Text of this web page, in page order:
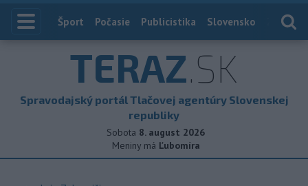
Index
Šport Počasie Publicistika Slovensko
TERAZ.SK
Spravodajský portál Tlačovej agentúry Slovenskej
republiky
Sobota 8. august 2026
Meniny má Ľubomíra